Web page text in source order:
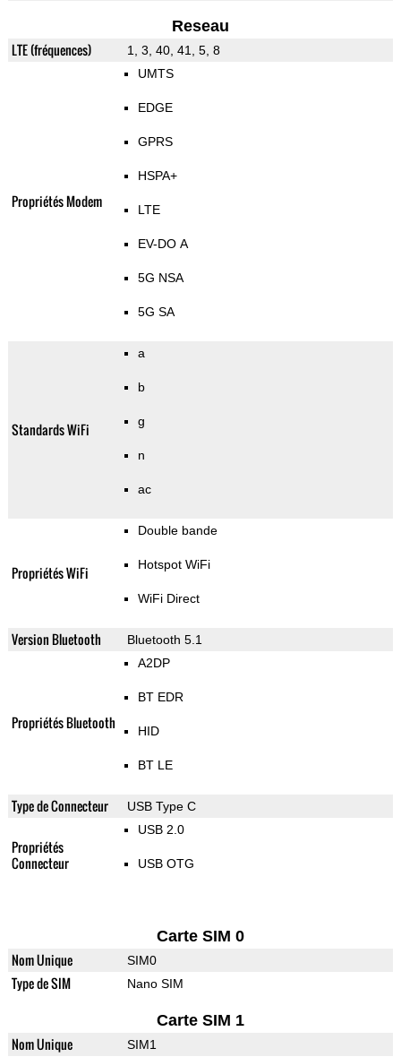
Reseau
LTE (fréquences) 1, 3, 40, 41, 5, 8
Propriétés Modem
UMTS
EDGE
GPRS
HSPA+
LTE
EV-DO A
5G NSA
5G SA
Standards WiFi
a
b
g
n
ac
Propriétés WiFi
Double bande
Hotspot WiFi
WiFi Direct
Version Bluetooth Bluetooth 5.1
Propriétés Bluetooth
A2DP
BT EDR
HID
BT LE
Type de Connecteur USB Type C
Propriétés
Connecteur
USB 2.0
USB OTG
Carte SIM 0
Nom Unique SIM0
Type de SIM Nano SIM
Carte SIM 1
Nom Unique SIM1